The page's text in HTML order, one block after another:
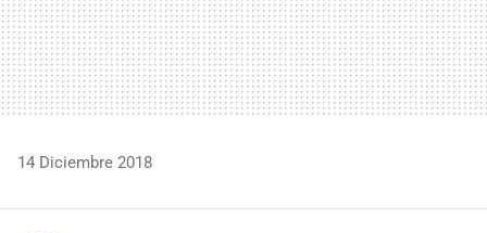
14 Diciembre 2018